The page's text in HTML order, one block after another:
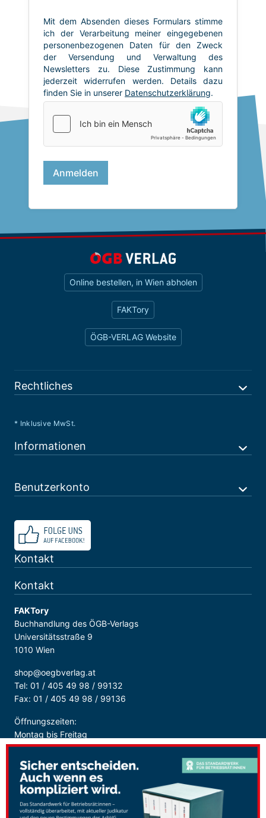
Online bestellen, in Wien abholen
FAKTory
ÖGB-VERLAG Website
Rechtliches
* Inklusive MwSt.
Informationen
Benutzerkonto
Kontakt
Kontakt
FAKTory
Buchhandlung des ÖGB-Verlags
Universitätsstraße 9
1010 Wien
shop@oegbverlag.at
Tel: 01 / 405 49 98 / 99132
Fax: 01 / 405 49 98 / 99136
Öffnungszeiten:
Montag bis Freitag
9:00 - 18:00 Uhr
durchgehend
Sicher Bezahlen: